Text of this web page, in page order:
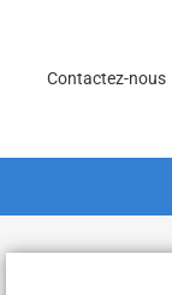
Contactez-nous